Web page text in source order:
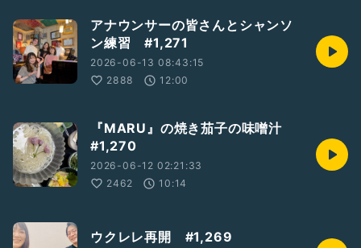
アナウンサーの皆さんとシャンソ
ン練習 #1,271
2026-06-13 08:43:15
2888
12:00
『MARU』の焼き茄子の味噌汁
#1,270
2026-06-12 02:21:33
2462
10:14
ウクレレ再開 #1,269